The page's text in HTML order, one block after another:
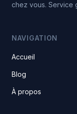
chez vous. Service
NAVIGATION
Accueil
Blog
À propos